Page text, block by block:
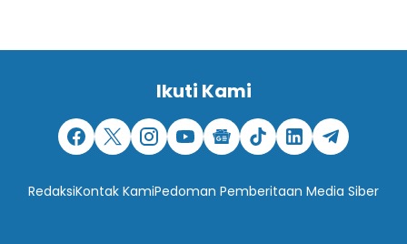
Ikuti Kami
RedaksiKontak KamiPedoman Pemberitaan Media Siber